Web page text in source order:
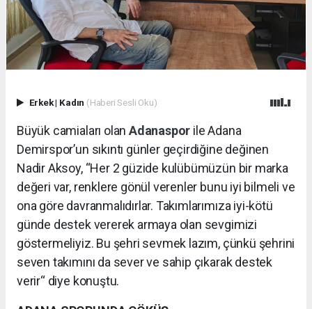
Erkek| Kadın (Haberi Sesli Oku)
Büyük camiaları olan Adanaspor ile Adana
Demirspor’un sıkıntı günler geçirdiğine değinen
Nadir Aksoy, “Her 2 güzide kulübümüzün bir marka
değeri var, renklere gönül verenler bunu iyi bilmeli ve
ona göre davranmalıdırlar. Takımlarımıza iyi-kötü
günde destek vererek armaya olan sevgimizi
göstermeliyiz. Bu şehri sevmek lazım, çünkü şehrini
seven takımını da sever ve sahip çıkarak destek
verir“ diye konuştu.